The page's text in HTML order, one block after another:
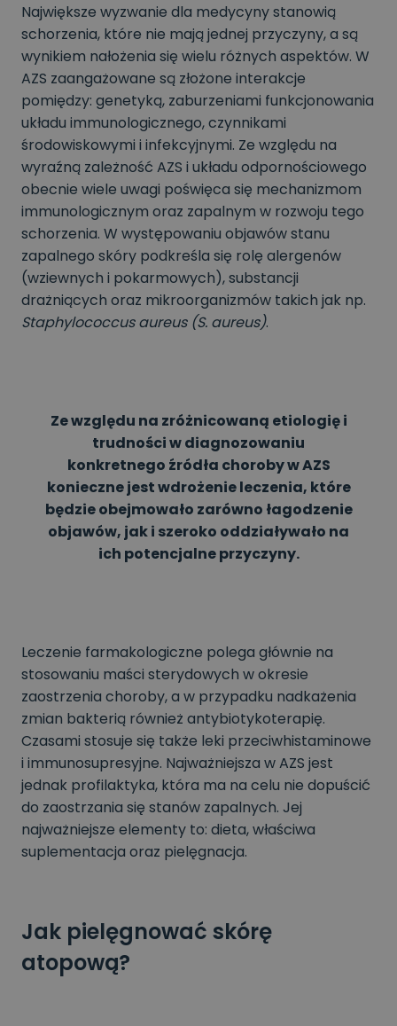
Największe wyzwanie dla medycyny stanowią
schorzenia, które nie mają jednej przyczyny, a są
wynikiem nałożenia się wielu różnych aspektów. W
AZS zaangażowane są złożone interakcje
pomiędzy: genetyką, zaburzeniami funkcjonowania
układu immunologicznego, czynnikami
środowiskowymi i infekcyjnymi. Ze względu na
wyraźną zależność AZS i układu odpornościowego
obecnie wiele uwagi poświęca się mechanizmom
immunologicznym oraz zapalnym w rozwoju tego
schorzenia. W występowaniu objawów stanu
zapalnego skóry podkreśla się rolę alergenów
(wziewnych i pokarmowych), substancji
drażniących oraz mikroorganizmów takich jak np.
Staphylococcus aureus (S. aureus).
Ze względu na zróżnicowaną etiologię i
trudności w diagnozowaniu
konkretnego źródła choroby w AZS
konieczne jest wdrożenie leczenia, które
będzie obejmowało zarówno łagodzenie
objawów, jak i szeroko oddziaływało na
ich potencjalne przyczyny.
Leczenie farmakologiczne polega głównie na
stosowaniu maści sterydowych w okresie
zaostrzenia choroby, a w przypadku nadkażenia
zmian bakterią również antybiotykoterapię.
Czasami stosuje się także leki przeciwhistaminowe
i immunosupresyjne. Najważniejsza w AZS jest
jednak profilaktyka, która ma na celu nie dopuścić
do zaostrzania się stanów zapalnych. Jej
najważniejsze elementy to: dieta, właściwa
suplementacja oraz pielęgnacja.
Jak pielęgnować skórę
atopową?